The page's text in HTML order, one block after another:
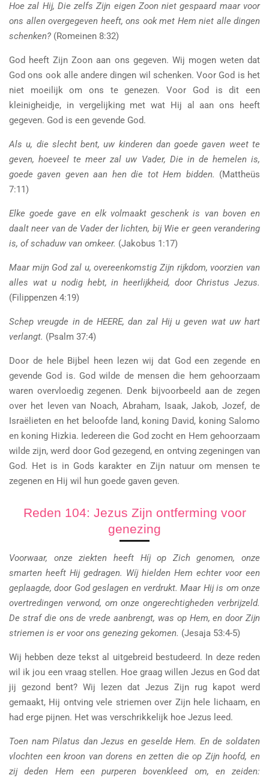
Hoe zal Hij, Die zelfs Zijn eigen Zoon niet gespaard maar voor
ons allen overgegeven heeft, ons ook met Hem niet alle dingen
schenken? (Romeinen 8:32)
God heeft Zijn Zoon aan ons gegeven. Wij mogen weten dat
God ons ook alle andere dingen wil schenken. Voor God is het
niet moeilijk om ons te genezen. Voor God is dit een
kleinigheidje, in vergelijking met wat Hij al aan ons heeft
gegeven. God is een gevende God.
Als u, die slecht bent, uw kinderen dan goede gaven weet te
geven, hoeveel te meer zal uw Vader, Die in de hemelen is,
goede gaven geven aan hen die tot Hem bidden. (Mattheüs
7:11)
Elke goede gave en elk volmaakt geschenk is van boven en
daalt neer van de Vader der lichten, bij Wie er geen verandering
is, of schaduw van omkeer. (Jakobus 1:17)
Maar mijn God zal u, overeenkomstig Zijn rijkdom, voorzien van
alles wat u nodig hebt, in heerlijkheid, door Christus Jezus.
(Filippenzen 4:19)
Schep vreugde in de HEERE, dan zal Hij u geven wat uw hart
verlangt. (Psalm 37:4)
Door de hele Bijbel heen lezen wij dat God een zegende en
gevende God is. God wilde de mensen die hem gehoorzaam
waren overvloedig zegenen. Denk bijvoorbeeld aan de zegen
over het leven van Noach, Abraham, Isaak, Jakob, Jozef, de
Israëlieten en het beloofde land, koning David, koning Salomo
en koning Hizkia. Iedereen die God zocht en Hem gehoorzaam
wilde zijn, werd door God gezegend, en ontving zegeningen van
God. Het is in Gods karakter en Zijn natuur om mensen te
zegenen en Hij wil hun goede gaven geven.
Reden 104: Jezus Zijn ontferming voor
genezing
Voorwaar, onze ziekten heeft Híj op Zich genomen, onze
smarten heeft Hij gedragen. Wíj hielden Hem echter voor een
geplaagde, door God geslagen en verdrukt. Maar Hij is om onze
overtredingen verwond, om onze ongerechtigheden verbrijzeld.
De straf die ons de vrede aanbrengt, was op Hem, en door Zijn
striemen is er voor ons genezing gekomen. (Jesaja 53:4-5)
Wij hebben deze tekst al uitgebreid bestudeerd. In deze reden
wil ik jou een vraag stellen. Hoe graag willen Jezus en God dat
jij gezond bent? Wij lezen dat Jezus Zijn rug kapot werd
gemaakt, Hij ontving vele striemen over Zijn hele lichaam, en
had erge pijnen. Het was verschrikkelijk hoe Jezus leed.
Toen nam Pilatus dan Jezus en geselde Hem. En de soldaten
vlochten een kroon van dorens en zetten die op Zijn hoofd, en
zij deden Hem een purperen bovenkleed om, en zeiden: